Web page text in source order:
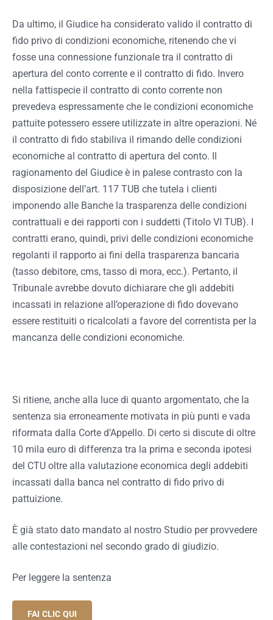
Da ultimo, il Giudice ha considerato valido il contratto di
fido privo di condizioni economiche, ritenendo che vi
fosse una connessione funzionale tra il contratto di
apertura del conto corrente e il contratto di fido. Invero
nella fattispecie il contratto di conto corrente non
prevedeva espressamente che le condizioni economiche
pattuite potessero essere utilizzate in altre operazioni. Né
il contratto di fido stabiliva il rimando delle condizioni
economiche al contratto di apertura del conto. Il
ragionamento del Giudice è in palese contrasto con la
disposizione dell’art. 117 TUB che tutela i clienti
imponendo alle Banche la trasparenza delle condizioni
contrattuali e dei rapporti con i suddetti (Titolo VI TUB). I
contratti erano, quindi, privi delle condizioni economiche
regolanti il rapporto ai fini della trasparenza bancaria
(tasso debitore, cms, tasso di mora, ecc.). Pertanto, il
Tribunale avrebbe dovuto dichiarare che gli addebiti
incassati in relazione all’operazione di fido dovevano
essere restituiti o ricalcolati a favore del correntista per la
mancanza delle condizioni economiche.
Si ritiene, anche alla luce di quanto argomentato, che la
sentenza sia erroneamente motivata in più punti e vada
riformata dalla Corte d’Appello. Di certo si discute di oltre
10 mila euro di differenza tra la prima e seconda ipotesi
del CTU oltre alla valutazione economica degli addebiti
incassati dalla banca nel contratto di fido privo di
pattuizione.
È già stato dato mandato al nostro Studio per provvedere
alle contestazioni nel secondo grado di giudizio.
Per leggere la sentenza
FAI CLIC QUI